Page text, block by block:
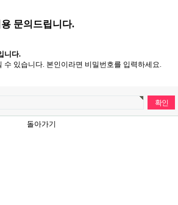
문의드립니다.
니다.
수 있습니다. 본인이라면 비밀번호를 입력하세요.
돌아가기